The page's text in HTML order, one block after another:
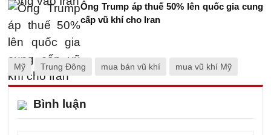
Ông Trump áp thuế 50% lên quốc gia cung
cấp vũ khí cho Iran
Mỹ Trung Đông mua bán vũ khí mua vũ khí Mỹ
Bình luận